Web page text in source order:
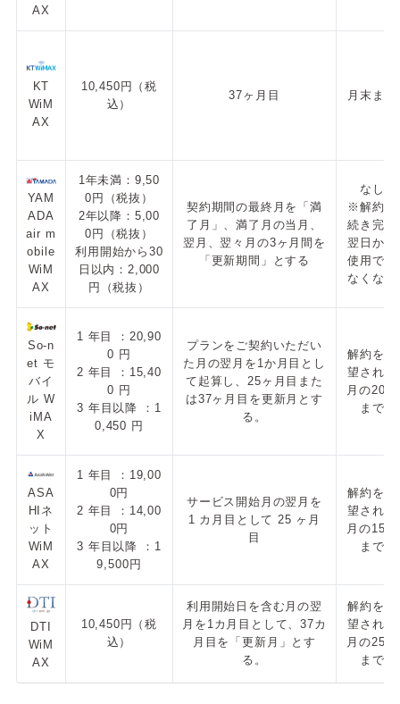
AX
KT
WiM
AX
10,450円（税
込）
37ヶ月目 月末まで
YAM
ADA
air m
obile
WiM
AX
1年未満：9,50
0円（税抜）
2年以降：5,00
0円（税抜）
利用開始から30
日以内：2,000
円（税抜）
契約期間の最終月を「満
了月」、満了月の当月、
翌月、翌々月の3ヶ月間を
「更新期間」とする
なし
※解約手
続き完了
翌日から
使用でき
なくなる
So-n
et モ
バイ
ル W
iMA
X
1 年目 ：20,90
0 円
2 年目 ：15,40
0 円
3 年目以降 ：1
0,450 円
プランをご契約いただい
た月の翌月を1か月目とし
て起算し、25ヶ月目また
は37ヶ月目を更新月とす
る。
解約を希
望される
月の20日
まで
ASA
HIネ
ット
WiM
AX
1 年目 ：19,00
0円
2 年目 ：14,00
0円
3 年目以降 ：1
9,500円
サービス開始月の翌月を
1 カ月目として 25 ヶ月
目
解約を希
望される
月の15日
まで
DTI
WiM
AX
10,450円（税
込）
利用開始日を含む月の翌
月を1カ月目として、37カ
月目を「更新月」とす
る。
解約を希
望される
月の25日
まで